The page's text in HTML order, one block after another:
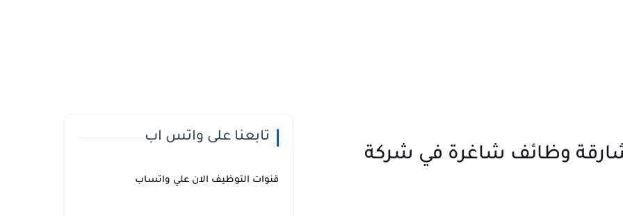
وظائف شاغرة في شركة
تابعنا على واتس اب
قنوات التوظيف الان علي واتساب